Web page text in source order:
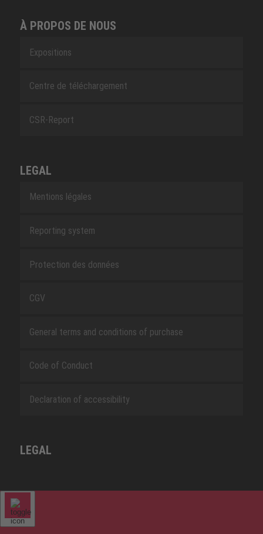
À PROPOS DE NOUS
Expositions
Centre de téléchargement
CSR-Report
LEGAL
Mentions légales
Reporting system
Protection des données
CGV
General terms and conditions of purchase
Code of Conduct
Declaration of accessibility
LEGAL